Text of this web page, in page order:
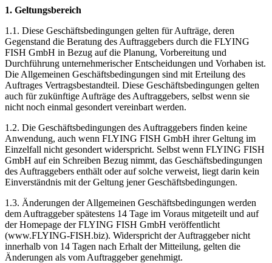
1. Geltungsbereich
1.1. Diese Geschäftsbedingungen gelten für Aufträge, deren
Gegenstand die Beratung des Auftraggebers durch die FLYING
FISH GmbH in Bezug auf die Planung, Vorbereitung und
Durchführung unternehmerischer Entscheidungen und Vorhaben ist.
Die Allgemeinen Geschäftsbedingungen sind mit Erteilung des
Auftrages Vertragsbestandteil. Diese Geschäftsbedingungen gelten
auch für zukünftige Aufträge des Auftraggebers, selbst wenn sie
nicht noch einmal gesondert vereinbart werden.
1.2. Die Geschäftsbedingungen des Auftraggebers finden keine
Anwendung, auch wenn FLYING FISH GmbH ihrer Geltung im
Einzelfall nicht gesondert widerspricht. Selbst wenn FLYING FISH
GmbH auf ein Schreiben Bezug nimmt, das Geschäftsbedingungen
des Auftraggebers enthält oder auf solche verweist, liegt darin kein
Einverständnis mit der Geltung jener Geschäftsbedingungen.
1.3. Änderungen der Allgemeinen Geschäftsbedingungen werden
dem Auftraggeber spätestens 14 Tage im Voraus mitgeteilt und auf
der Homepage der FLYING FISH GmbH veröffentlicht
(www.FLYING-FISH.biz). Widerspricht der Auftraggeber nicht
innerhalb von 14 Tagen nach Erhalt der Mitteilung, gelten die
Änderungen als vom Auftraggeber genehmigt.